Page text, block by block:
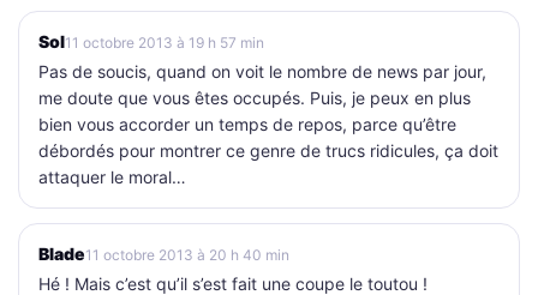
Sol11 octobre 2013 à 19 h 57 min
Pas de soucis, quand on voit le nombre de news par jour,
me doute que vous êtes occupés. Puis, je peux en plus
bien vous accorder un temps de repos, parce qu’être
débordés pour montrer ce genre de trucs ridicules, ça doit
attaquer le moral…
Blade11 octobre 2013 à 20 h 40 min
Hé ! Mais c’est qu’il s’est fait une coupe le toutou !